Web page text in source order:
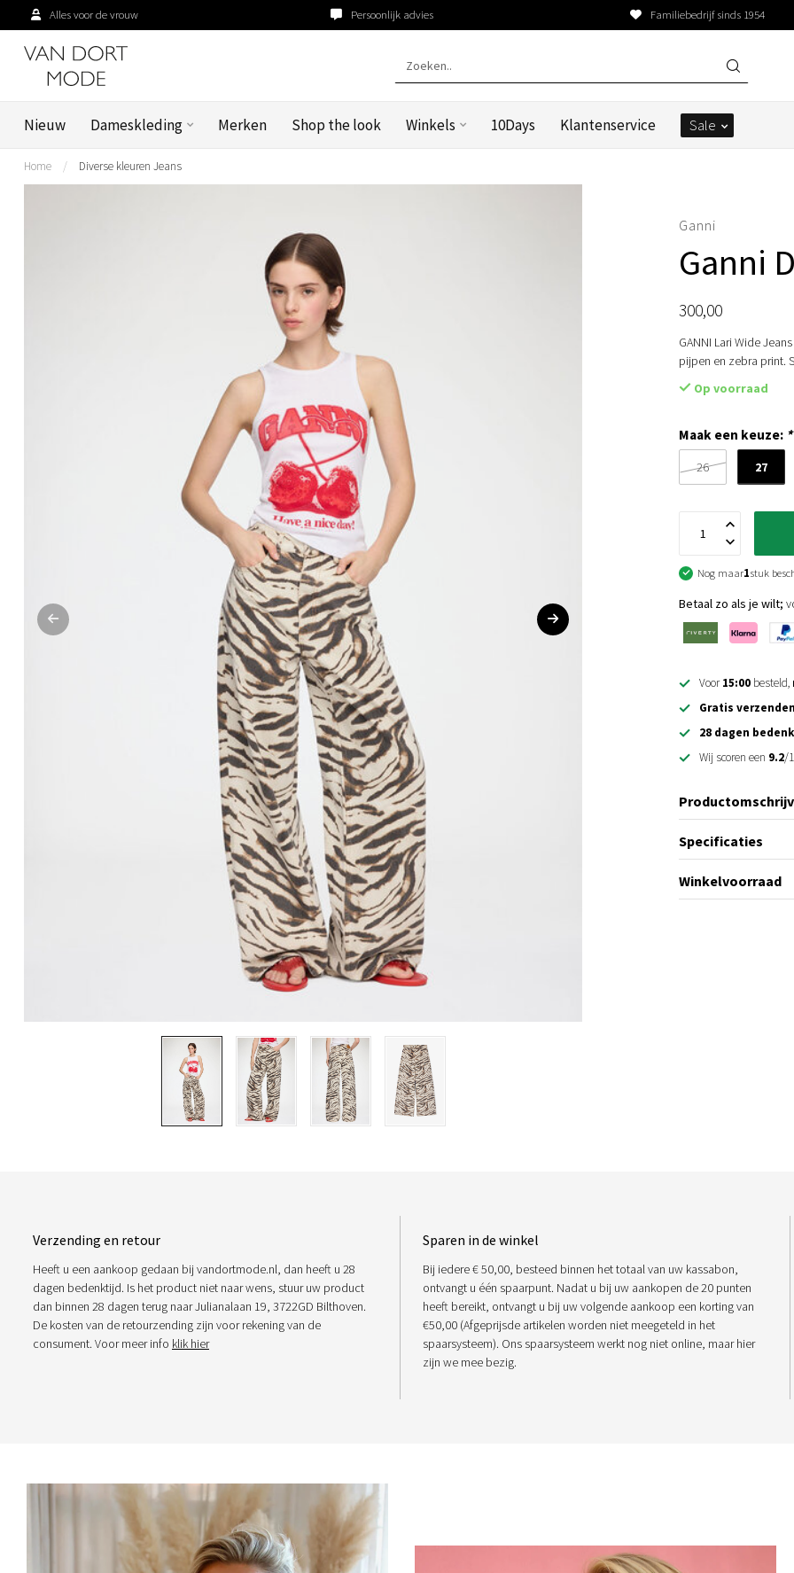
Alles voor de vrouw Persoonlijk advies Familiebedrijf sinds 1954
Nieuw Dameskleding Merken Shop the look Winkels 10Days Klantenservice Sale
Home / Diverse kleuren Jeans
Ganni
Ganni
300,00
GANNI Lari Wide
pijpen en zebra print.
Op voorraad
Maak een keuze: *
26 27
Nog maar1stuk
Betaal zo als je wilt;
Voor15:00 besteld,
Gratis
28 dagen
Wij scoren een 9.2/
Specificaties
Winkelvoorraad
Verzending en retour
Heeft u een aankoop gedaan bij vandortmode.nl, dan heeft u 28
dagen bedenktijd. Is het product niet naar wens, stuur uw product
dan binnen 28 dagen terug naar Julianalaan 19, 3722GD Bilthoven.
De kosten van de retourzending zijn voor rekening van de
consument. Voor meer info klik hier
Sparen in de winkel
Bij iedere € 50,00, besteed binnen het totaal van uw kassabon,
ontvangt u één spaarpunt. Nadat u bij uw aankopen de 20 punten
heeft bereikt, ontvangt u bij uw volgende aankoop een korting van
€50,00 (Afgeprijsde artikelen worden niet meegeteld in het
spaarsysteem). Ons spaarsysteem werkt nog niet online, maar hier
zijn we mee bezig.